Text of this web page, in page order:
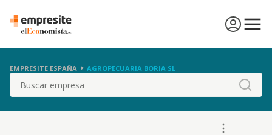
EMPRESITE ESPAÑA AGROPECUARIA BORIA SL
Buscar